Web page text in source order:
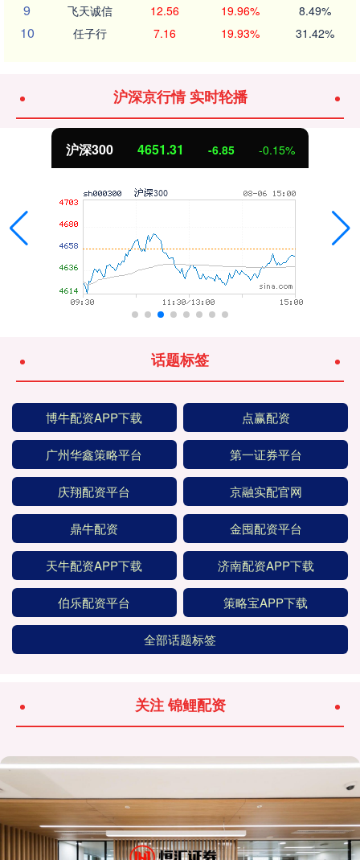
9 飞天诚信 12.56 19.96% 8.49%
10 任子行 7.16 19.93% 31.42%
沪深京行情 实时轮播
4651.31 -6.85 -0.15%
话题标签
博牛配资APP下载 点赢配资
广州华鑫策略平台 第一证券平台
庆翔配资平台 京融实配官网
鼎牛配资 金囤配资平台
天牛配资APP下载 济南配资APP下载
伯乐配资平台 策略宝APP下载
全部话题标签
关注 锦鲤配资